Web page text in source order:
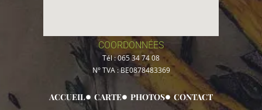
COORDONNÉES
Tél :065 34 74 08
N° TVA :BE0878483369
ACCUEIL CARTE PHOTOS CONTACT